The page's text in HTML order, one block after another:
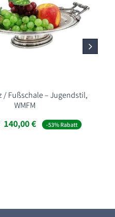
/ Fußschale – Jugendstil,
WMFM
Ursprünglicher
Preis
140,00€Aktueller
Preis
-53% Rabatt